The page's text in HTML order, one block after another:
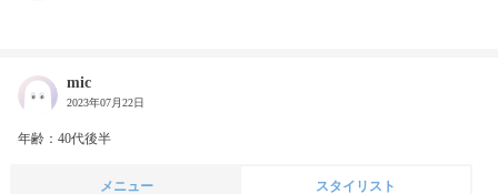
mic
2023年07月22日
年齢：40代後半
メニュー スタイリスト